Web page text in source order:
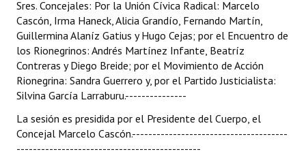
Constitución Provincial
Carta Orgánica 2007
Reglamento Interno
Organigrama
Sres. Concejales: Por la Unión Cívica Radical: Marcelo
Cascón, Irma Haneck, Alicia Grandío, Fernando Martín,
Guillermina Alaníz Gatius y Hugo Cejas; por el Encuentro de
los Rionegrinos: Andrés Martínez Infante, Beatríz
Contreras y Diego Breide; por el Movimiento de Acción
Rionegrina: Sandra Guerrero y, por el Partido Justicialista:
Silvina García Larraburu.---------------
La sesión es presidida por el Presidente del Cuerpo, el
Concejal Marcelo Cascón.--------------------------------------
---------------------------------------------